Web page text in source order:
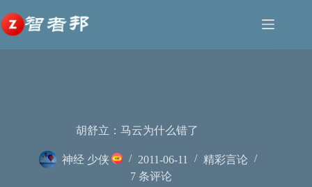
至
内
容
胡舒立：马云为什么错了
神经 少侠 2011-06-11
精彩言论
7 条评论